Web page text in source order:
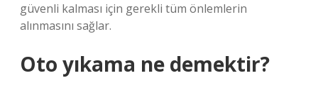
güvenli kalması için gerekli tüm önlemlerin
alınmasını sağlar.
Oto yıkama ne demektir?